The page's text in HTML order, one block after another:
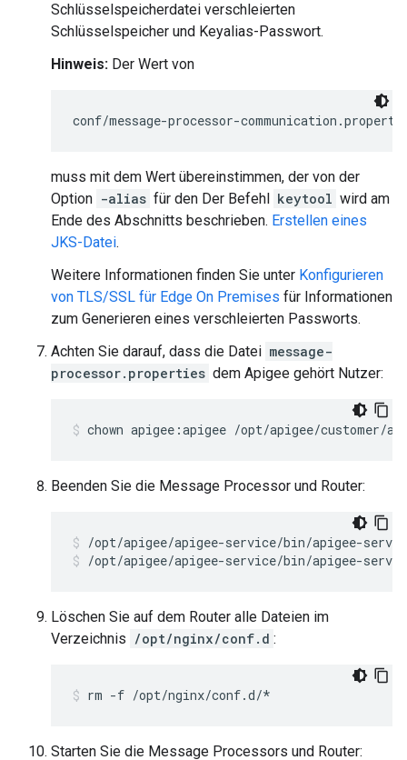
Schlüsselspeicherdatei verschleierten
Schlüsselspeicher und Keyalias-Passwort.
Hinweis: Der Wert von
conf/message-processor-
muss mit dem Wert übereinstimmen, der von der
Option -alias für den Der Befehl keytool wird am
Ende des Abschnitts beschrieben. Erstellen eines
JKS-Datei.
Weitere Informationen finden Sie unter Konfigurieren
von TLS/SSL für Edge On Premises für Informationen
zum Generieren eines verschleierten Passworts.
Achten Sie darauf, dass die Datei message-
processor.properties dem Apigee gehört Nutzer:
chown apigee:apigee /opt/apigee/customer/
Beenden Sie die Message Processor und Router:
/opt/apigee/apigee-service/bin/apigee-
Löschen Sie auf dem Router alle Dateien im
Verzeichnis /opt/nginx/conf.d :
rm -f /opt/nginx/conf.d/*
Starten Sie die Message Processors und Router: